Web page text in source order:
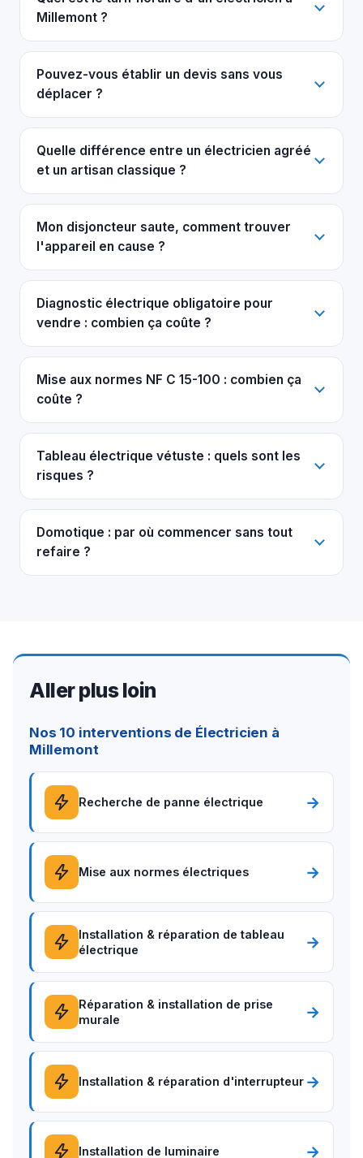
Millemont ?
Pouvez-vous établir un devis sans vous
déplacer ?
Quelle différence entre un électricien agréé
et un artisan classique ?
Mon disjoncteur saute, comment trouver
l'appareil en cause ?
Diagnostic électrique obligatoire pour
vendre : combien ça coûte ?
Mise aux normes NF C 15-100 : combien ça
coûte ?
Tableau électrique vétuste : quels sont les
risques ?
Domotique : par où commencer sans tout
refaire ?
Aller plus loin
Nos 10 interventions de Électricien à
Millemont
Recherche de panne électrique →
Mise aux normes électriques →
Installation & réparation de tableau
électrique
→
Réparation & installation de prise
murale
→
Installation & réparation d'interrupteur →
Installation de luminaire →